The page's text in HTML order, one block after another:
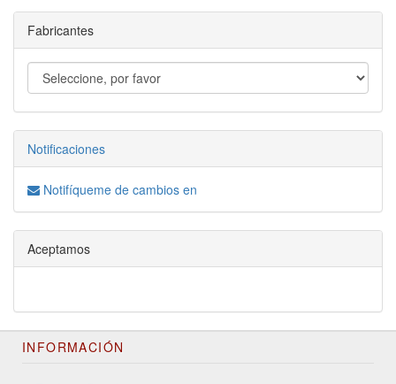
Fabricantes
Notificaciones
Notifíqueme de cambios en
Aceptamos
INFORMACIÓN